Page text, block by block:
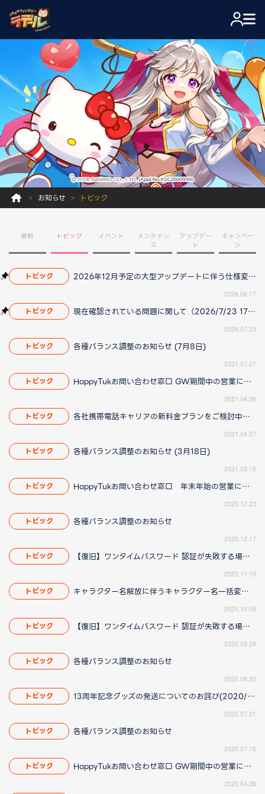
お知らせ トピック
最新 トピック イベント
メンテナン
ス
アップデー
ト
キャンペー
ン
トピック 2026年12月予定の大型アップデートに伴う仕様変更のお知らせ
2026.06.17
トピック 現在確認されている問題に関して（2026/7/23 17:00更新）
2026.07.23
トピック 各種バランス調整のお知らせ (7月8日)
2021.07.07
トピック HappyTukお問い合わせ窓口 GW期間中の営業について
2021.04.26
トピック 各社携帯電話キャリアの新料金プランをご検討中の方へお願い
2021.04.07
トピック 各種バランス調整のお知らせ (3月18日)
2021.03.18
トピック HappyTukお問い合わせ窓口 年末年始の営業について
2020.12.23
トピック 各種バランス調整のお知らせ
2020.12.17
トピック 【復旧】ワンタイムパスワード 認証が失敗する場合がある問題について(2020/11/12 17:00 追記)
2020.11.10
トピック キャラクター名解放に伴うキャラクター名一括変更のお知らせ(2020/10/29 17:00 修正)
2020.10.05
トピック 【復旧】ワンタイムパスワード 認証が失敗する場合がある問題について（2020/10/07 13:45更新）
2020.09.29
トピック 各種バランス調整のお知らせ
2020.08.20
トピック 13周年記念グッズの発送についてのお詫び(2020/08/25 18:46追記)
2020.07.21
トピック 各種バランス調整のお知らせ
2020.07.16
トピック HappyTukお問い合わせ窓口 GW期間中の営業について
2020.04.28